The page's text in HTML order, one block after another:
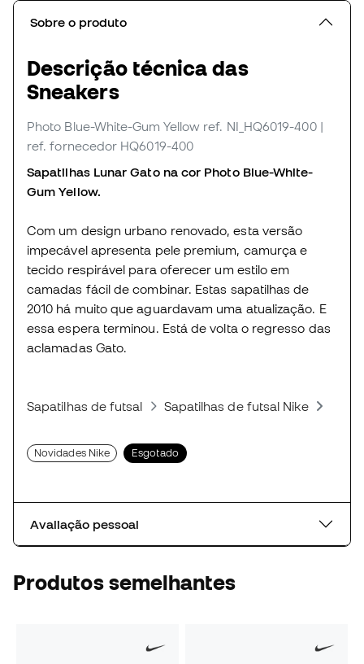
Sobre o produto
Descrição técnica das
Sneakers
Photo Blue-White-Gum Yellow ref. NI_HQ6019-400 |
ref. fornecedor HQ6019-400
Sapatilhas Lunar Gato na cor Photo Blue-White-
Gum Yellow.
Com um design urbano renovado, esta versão
impecável apresenta pele premium, camurça e
tecido respirável para oferecer um estilo em
camadas fácil de combinar. Estas sapatilhas de
2010 há muito que aguardavam uma atualização. E
essa espera terminou. Está de volta o regresso das
aclamadas Gato.
Sapatilhas de futsal Sapatilhas de futsal Nike
Novidades Nike Esgotado
Avaliação pessoal
Produtos semelhantes